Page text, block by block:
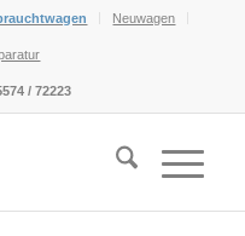
Neuwagen
/ 72223